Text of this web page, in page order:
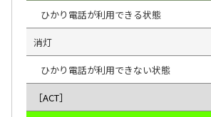
ひかり電話が利用できる状態
消灯
ひかり電話が利用できない状態
［ACT］